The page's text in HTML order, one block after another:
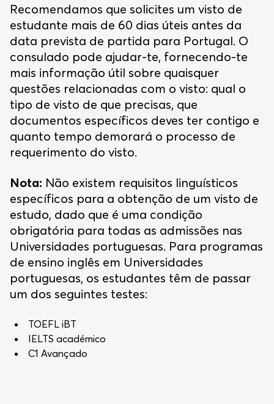
Recomendamos que solicites um visto de
estudante mais de 60 dias úteis antes da
data prevista de partida para Portugal. O
consulado pode ajudar-te, fornecendo-te
mais informação útil sobre quaisquer
questões relacionadas com o visto: qual o
tipo de visto de que precisas, que
documentos específicos deves ter contigo e
quanto tempo demorará o processo de
requerimento do visto.
Nota: Não existem requisitos linguísticos
específicos para a obtenção de um visto de
estudo, dado que é uma condição
obrigatória para todas as admissões nas
Universidades portuguesas. Para programas
de ensino inglês em Universidades
portuguesas, os estudantes têm de passar
um dos seguintes testes:
TOEFL iBT
IELTS académico
C1 Avançado